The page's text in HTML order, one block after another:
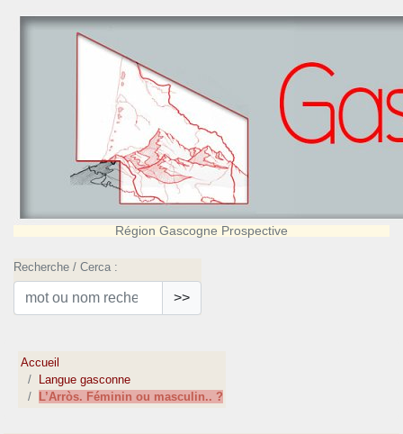
Région Gascogne Prospective
Recherche / Cerca :
>>
Accueil
Langue gasconne
L’Arròs. Féminin ou masculin.. ?